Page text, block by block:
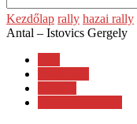
Kezdőlap rally hazai rally
Antal – Istovics Gergely